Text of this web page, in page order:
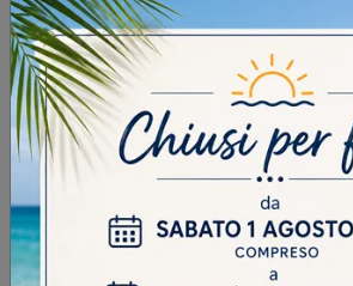
LUBECCA